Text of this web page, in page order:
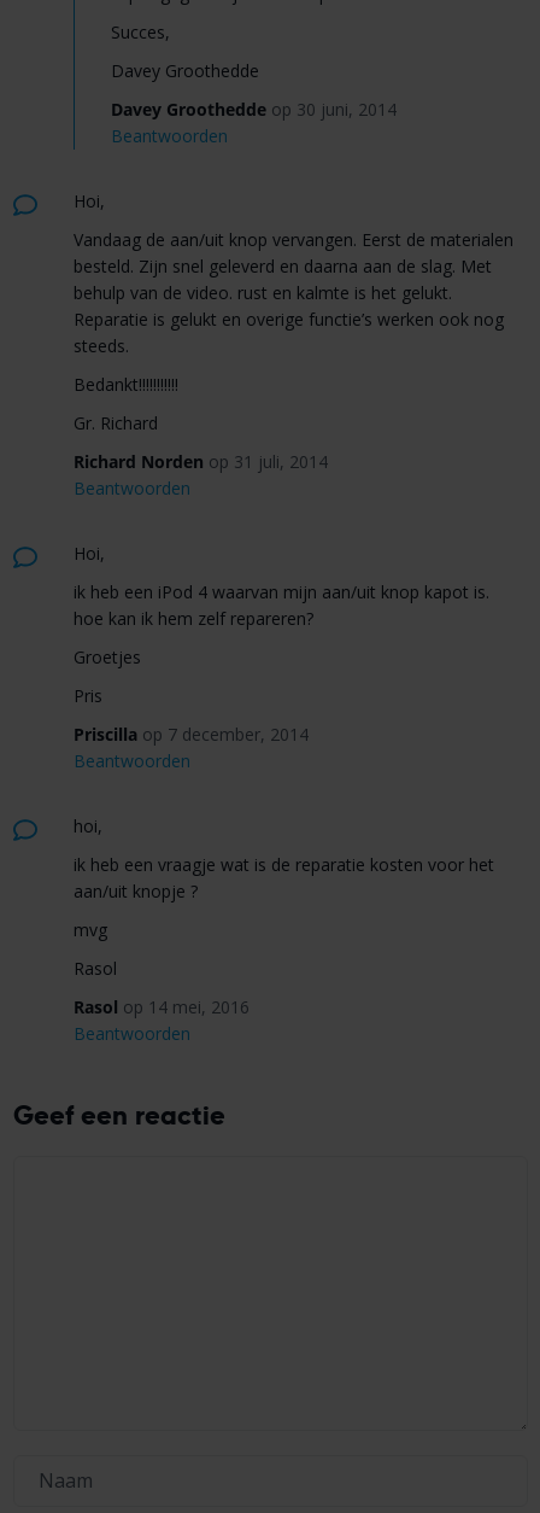
Succes,
Davey Groothedde
Davey Groothedde op 30 juni, 2014
Beantwoorden
Hoi,
Vandaag de aan/uit knop vervangen. Eerst de materialen
besteld. Zijn snel geleverd en daarna aan de slag. Met
behulp van de video. rust en kalmte is het gelukt.
Reparatie is gelukt en overige functie’s werken ook nog
steeds.
Bedankt!!!!!!!!!!!
Gr. Richard
Richard Norden op 31 juli, 2014
Beantwoorden
Hoi,
ik heb een iPod 4 waarvan mijn aan/uit knop kapot is.
hoe kan ik hem zelf repareren?
Groetjes
Pris
Priscilla op 7 december, 2014
Beantwoorden
hoi,
ik heb een vraagje wat is de reparatie kosten voor het
aan/uit knopje ?
mvg
Rasol
Rasol op 14 mei, 2016
Beantwoorden
Geef een reactie